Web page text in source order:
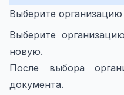
Выберите
Выберите
новую.
После выбора
документа.